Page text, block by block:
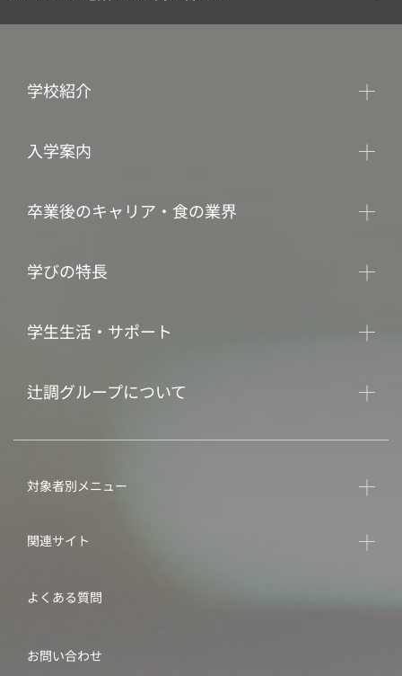
学校紹介
入学案内
卒業後のキャリア・食の業界
学びの特長
学生生活・サポート
辻調グループについて
対象者別メニュー
関連サイト
よくある質問
お問い合わせ